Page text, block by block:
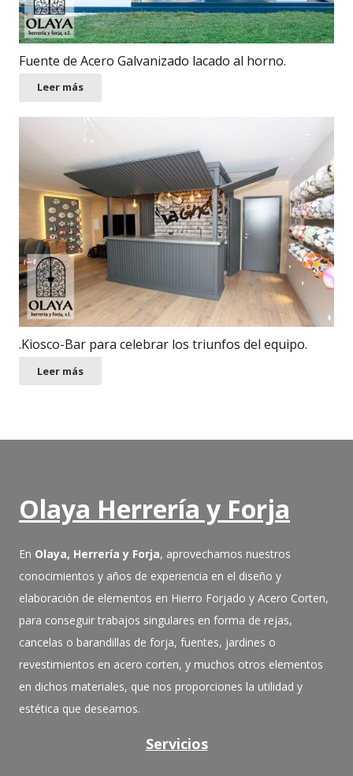
Fuente de Acero Galvanizado lacado al horno.
Leer más
.Kiosco-Bar para celebrar los triunfos del equipo.
Leer más
Olaya Herrería y Forja
En Olaya, Herrería y Forja, aprovechamos nuestros
conocimientos y años de experiencia en el diseño y
elaboración de elementos en Hierro Forjado y Acero Corten,
para conseguir trabajos singulares en forma de rejas,
cancelas o barandillas de forja, fuentes, jardines o
revestimientos en acero corten, y muchos otros elementos
en dichos materiales, que nos proporciones la utilidad y
estética que deseamos.
Servicios